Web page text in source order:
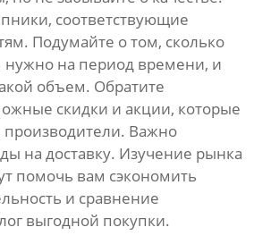
соответствующие
Подумайте о том, сколько
на период времени, и
объем. Обратите
скидки и акции, которые
производители. Важно
на доставку. Изучение рынка
помочь вам сэкономить
и сравнение
выгодной покупки.